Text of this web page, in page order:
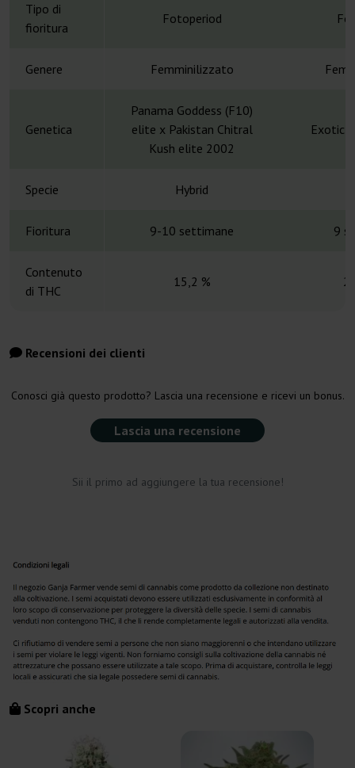
Tipo di
fioritura
Fotoperiod
Genere Femminilizzato
Genetica
Panama Goddess (F10)
elite x Pakistan Chitral
Kush elite 2002
Exotic
Specie Hybrid
Fioritura 9-10 settimane 9
Contenuto
di THC
15,2 %
Recensioni dei clienti
Conosci già questo prodotto? Lascia una recensione e ricevi un bonus.
Lascia una recensione
Sii il primo ad aggiungere la tua recensione!
Scopri anche